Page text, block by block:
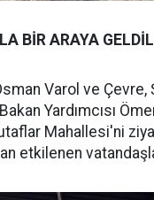
BİR ARAYA
Varol ve
Yardımcısı
Mahallesi'ni
etkilenen